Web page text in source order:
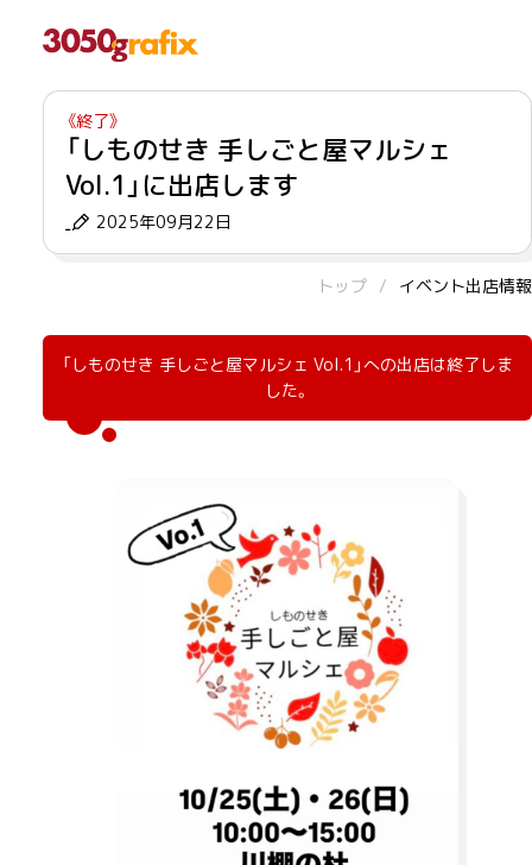
「しものせき 手しごと屋マルシェ
Vol.1」に出店します
2025年09月22日
トップ イベント出店情報
「しものせき 手しごと屋マルシェ Vol.1」への出店は終了しま
した。